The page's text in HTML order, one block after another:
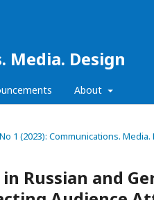
Media. Design
About
1 (2023): Communications. Media.
Russian and